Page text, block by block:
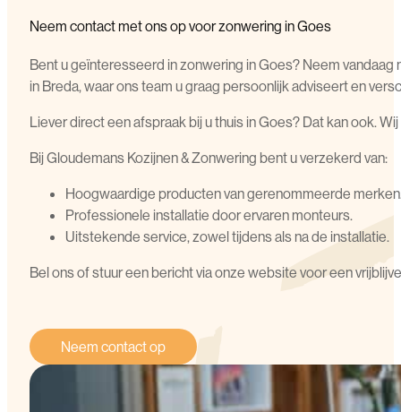
Neem contact met ons op voor zonwering in Goes
Bent u geïnteresseerd in zonwering in Goes? Neem
in Breda, waar ons team u graag persoonlijk adviseert en
Liever direct een afspraak bij u thuis in Goes? Dat kan ook.
Bij Gloudemans Kozijnen & Zonwering bent u verzekerd van:
Hoogwaardige producten van gerenommeerde
Professionele installatie door ervaren monteurs.
Uitstekende service, zowel tijdens als na de installatie.
Bel ons of stuur een bericht via onze website voor een
Neem contact op